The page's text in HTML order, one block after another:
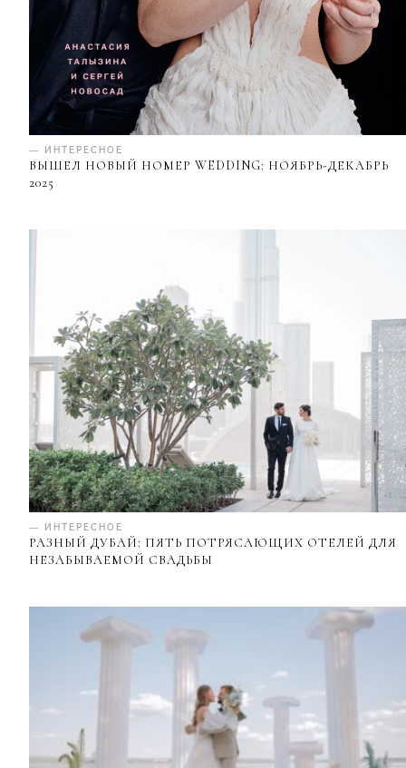
— ИНТЕРЕСНОЕ
ВЫШЕЛ НОВЫЙ НОМЕР WEDDING: НОЯБРЬ-ДЕКАБРЬ
2025
— ИНТЕРЕСНОЕ
РАЗНЫЙ ДУБАЙ: ПЯТЬ ПОТРЯСАЮЩИХ ОТЕЛЕЙ ДЛЯ
НЕЗАБЫВАЕМОЙ СВАДЬБЫ